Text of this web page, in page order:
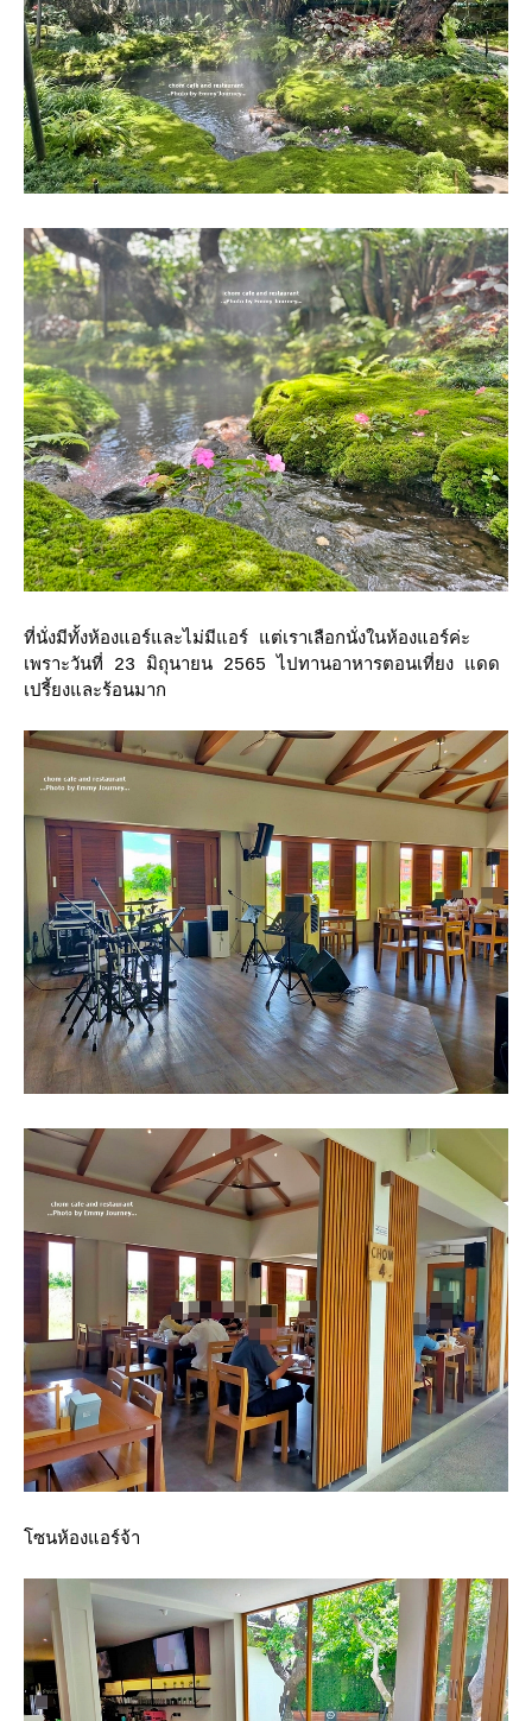
ที่นั่งมีทั้งห้องแอร์และไม่มีแอร์ แต่เราเลือกนั่งในห้องแอร์ค่ะ
เพราะวันที่ 23 มิถุนายน 2565 ไปทานอาหารตอนเที่ยง แดด
เปรี้ยงและร้อนมาก
ซนห้องแอร์จ้า